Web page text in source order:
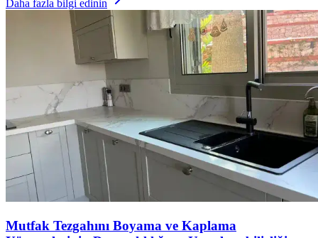
Daha fazla bilgi edinin
Mutfak Tezgahını Boyama ve Kaplama